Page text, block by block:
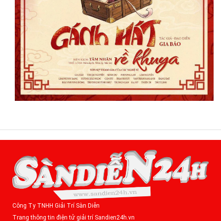
Công Ty TNHH Giải Trí Sàn Diễn
Trang thông tin điện tử giải trí Sandien24h.vn